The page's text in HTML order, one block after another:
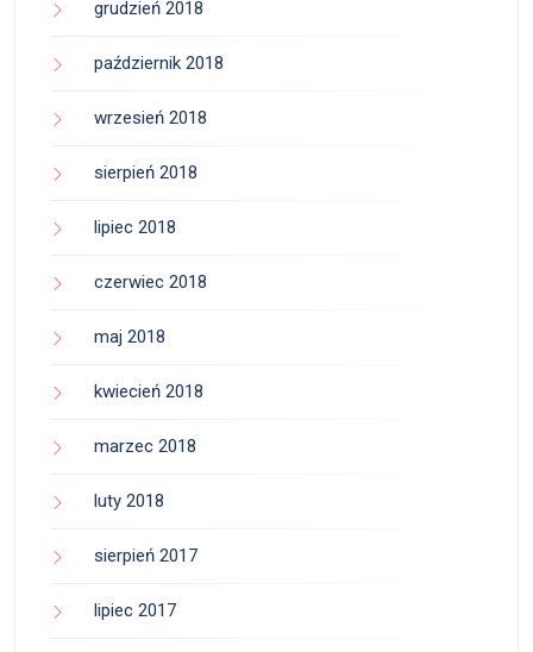
grudzień 2018
październik 2018
wrzesień 2018
sierpień 2018
lipiec 2018
czerwiec 2018
maj 2018
kwiecień 2018
marzec 2018
luty 2018
sierpień 2017
lipiec 2017